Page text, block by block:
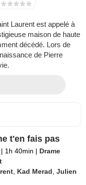
Laurent est appelé à
maison de haute
décédé. Lors de
de Pierre
t'en fais pas
| 1h 40min | Drame
Kad Merad ,Julien